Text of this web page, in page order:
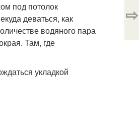
под потолок
деваться, как
водяного пара
Там, где
укладкой
⇨